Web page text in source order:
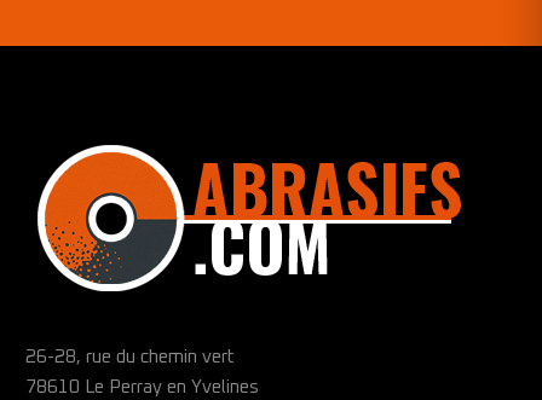
26-28, rue du chemin vert
78610 Le Perray en Yvelines